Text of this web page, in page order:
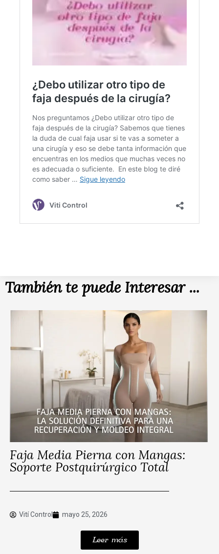
También te puede Interesar ...
Faja Media Pierna con Mangas:
Soporte Postquirúrgico Total
Vití Control mayo 25, 2026
Leer más